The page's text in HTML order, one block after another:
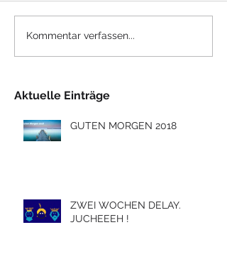
Kommentar verfassen...
Aktuelle Einträge
GUTEN MORGEN 2018
ZWEI WOCHEN DELAY.
JUCHEEEH !